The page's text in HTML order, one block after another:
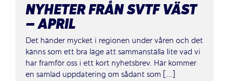
NYHETER FRÅN SVTF VÄST
– APRIL
Det händer mycket i regionen under våren och det
känns som ett bra läge att sammanställa lite vad vi
har framför oss i ett kort nyhetsbrev. Här kommer
en samlad uppdatering om sådant som [...]